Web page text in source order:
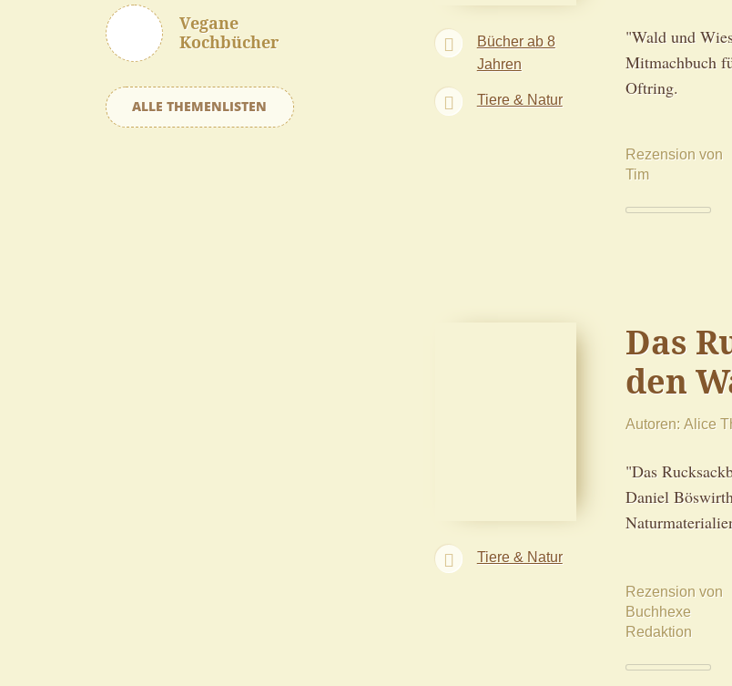
Vegane
Kochbücher
ALLE THEMENLISTEN
"Wald und
Mitmachbuch
Oftring.
Rezension von
Tim
Bücher ab 8
Jahren
Tiere & Natur
Das
den
Autoren Alice
"Das
Daniel
Rezension von
Buchhexe
Redaktion
Tiere & Natur